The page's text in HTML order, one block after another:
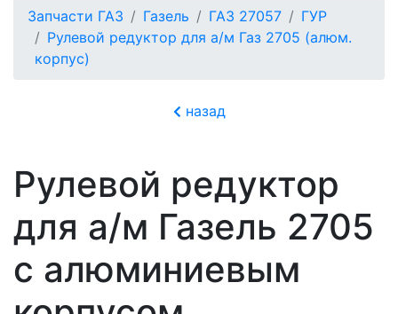
Запчасти ГАЗ Газель ГАЗ 27057
ГУР
Рулевой редуктор для а/м Газ 2705 (алюм.
корпус)
назад
Рулевой редуктор
для а/м Газель 2705
с алюминиевым